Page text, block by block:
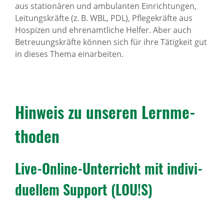
aus stationären und ambulanten Einrichtungen,
Leitungskräfte (z. B. WBL, PDL), Pflegekräfte aus
Hospizen und ehrenamtliche Helfer. Aber auch
Betreuungskräfte können sich für ihre Tätigkeit gut
in dieses Thema einarbeiten.
Hinweis zu unseren Lern­me­
thoden
Live-Online-Unter­richt mit indi­vi­
du­ellem Support (LOU!S)